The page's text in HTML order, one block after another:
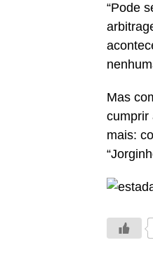
“Pode
Mas
cumprir
mais: